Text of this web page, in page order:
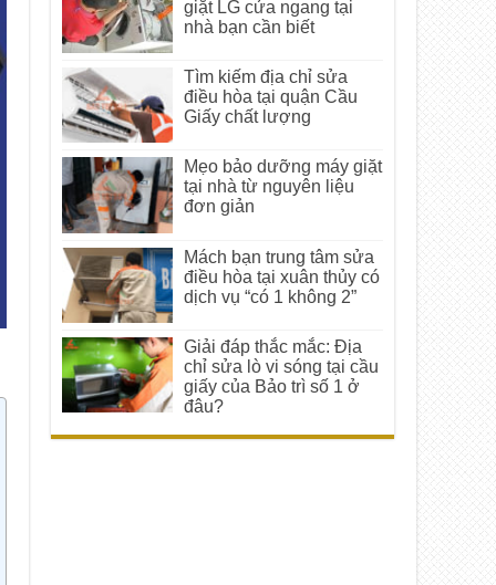
giặt LG cửa ngang tại
nhà bạn cần biết
Tìm kiếm địa chỉ sửa
điều hòa tại quận Cầu
Giấy chất lượng
Mẹo bảo dưỡng máy giặt
tại nhà từ nguyên liệu
đơn giản
Mách bạn trung tâm sửa
điều hòa tại xuân thủy có
dịch vụ “có 1 không 2”
Giải đáp thắc mắc: Địa
chỉ sửa lò vi sóng tại cầu
giấy của Bảo trì số 1 ở
đâu?